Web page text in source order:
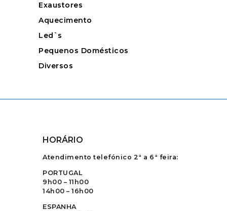
Exaustores
Aquecimento
Led`s
Pequenos Domésticos
Diversos
HORÁRIO
Atendimento telefónico 2ª a 6ª feira:
PORTUGAL
9h00 – 11h00
14h00 – 16h00
ESPANHA